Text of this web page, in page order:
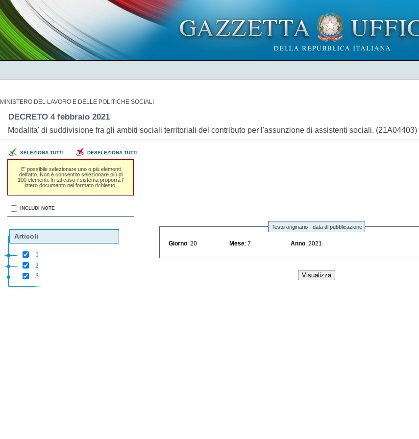
MINISTERO DEL LAVORO E DELLE POLITICHE SOCIALI
DECRETO 4 febbraio 2021
Modalita' di suddivisione fra gli ambiti sociali territoriali del contributo per l'assunzione di assistenti sociali. (21A04403)
SELEZIONA TUTTI DESELEZIONA TUTTI
E' possibile selezionare uno o piú elementi
dell'atto. Non é consentito selezionare piú di
100 elementi. In tal caso il sistema proporrá l'
intero documento nel formato richiesto.
INCLUDI NOTE
Articoli
1
2
3
Testo originario - data di pubblicazione
Giorno : 20 Mese : 7 Anno : 2021